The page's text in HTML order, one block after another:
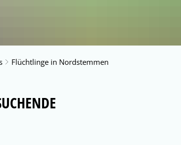
Flüchtlinge in Nordstemmen